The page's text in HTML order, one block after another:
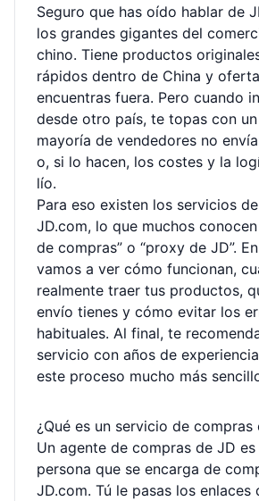
recomendación final de un
confiable.
Seguro que has oído hablar de
los grandes gigantes del
chino. Tiene productos
rápidos dentro de China y
encuentras fuera. Pero cuando
desde otro país, te topas con
mayoría de vendedores no
o, si lo hacen, los costes y la
lío.
Para eso existen los servicios
JD.com, lo que muchos
de compras” o “proxy de JD”.
vamos a ver cómo funcionan,
realmente traer tus productos,
envío tienes y cómo evitar los
habituales. Al final, te
servicio con años de
este proceso mucho más
¿Qué es un servicio de compras
Un agente de compras de JD
persona que se encarga de
JD.com. Tú le pasas los enlaces